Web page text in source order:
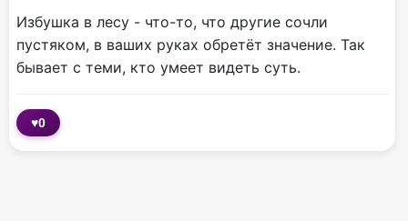
Избушка в лесу - что-то, что другие сочли
пустяком, в ваших руках обретёт значение. Так
бывает с теми, кто умеет видеть суть.
♥0